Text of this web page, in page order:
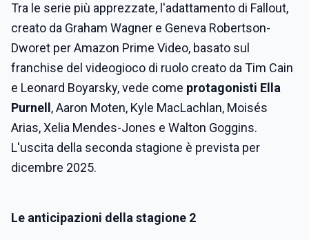
Tra le serie più apprezzate, l'adattamento di Fallout,
creato da Graham Wagner e Geneva Robertson-
Dworet per Amazon Prime Video, basato sul
franchise del videogioco di ruolo creato da Tim Cain
e Leonard Boyarsky, vede come protagonisti Ella
Purnell , Aaron Moten, Kyle MacLachlan, Moisés
Arias, Xelia Mendes-Jones e Walton Goggins.
L'uscita della seconda stagione è prevista per
dicembre 2025.
Le anticipazioni della stagione 2